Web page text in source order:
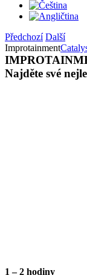
Předchozí Další
Improtainment
Najděte své
1 – 2 hodiny